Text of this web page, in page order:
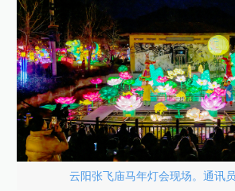
云阳张飞庙马年灯会现场。通讯